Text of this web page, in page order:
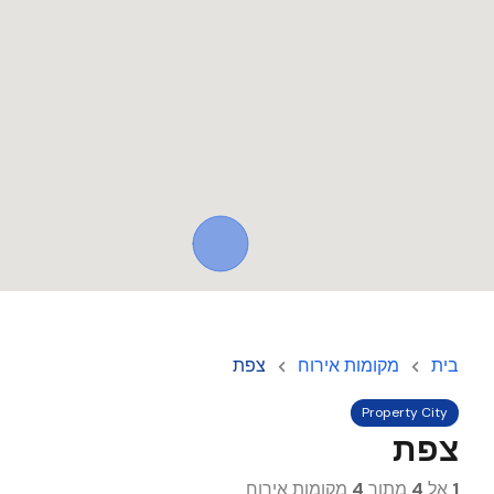
בית מקומות אירוח צפת
Property City
צפת
1 אל 4 מתוך 4 מקומות אירוח